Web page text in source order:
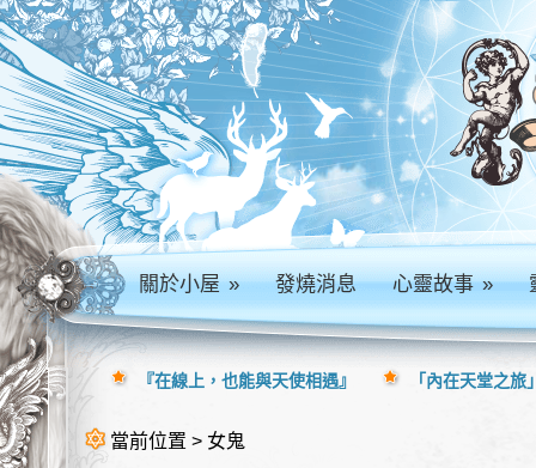
關於小屋» 發燒消息 心靈故事»
當前位置 > 女鬼
『在線上，也能與天使相遇』 「內在天堂之